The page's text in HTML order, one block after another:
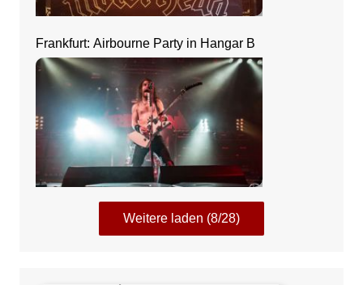
Frankfurt: Airbourne Party in Hangar B
Weitere laden (8/28)